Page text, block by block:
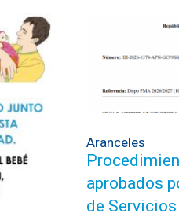
Aranceles
aprobados
de